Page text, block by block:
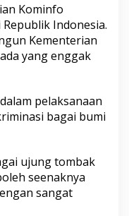
Kominfo
Indonesia.
Kementerian
yang enggak
pelaksanaan
bagai bumi
ujung tombak
seenaknya
sangat